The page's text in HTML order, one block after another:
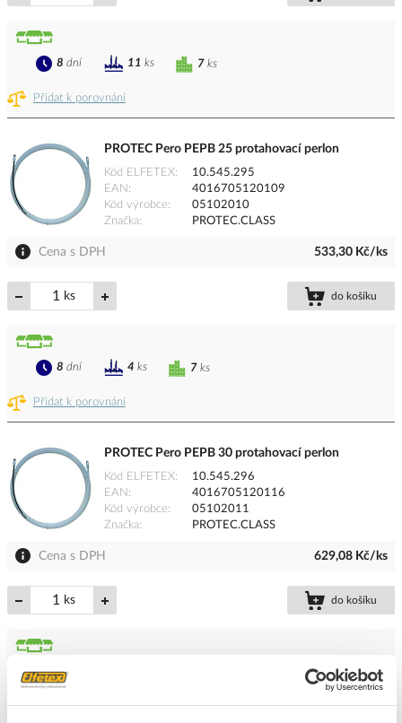
Přidat k porovnání
7 ks
8 dní 11 ks
PROTEC Pero PEPB 25 protahovací perlon
Kód ELFETEX
10.545.295
EAN
4016705120109
Kód výrobce
05102010
Značka
PROTEC.CLASS
Cena s DPH 533,30 Kč/ks
ks do košíku
Přidat k porovnání
7 ks
8 dní 4 ks
PROTEC Pero PEPB 30 protahovací perlon
Kód ELFETEX
10.545.296
EAN
4016705120116
Kód výrobce
05102011
Značka
PROTEC.CLASS
Cena s DPH 629,08 Kč/ks
ks do košíku
Přidat k porovnání
8dní